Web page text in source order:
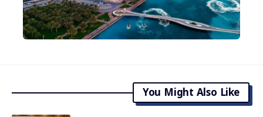
You Might Also Like